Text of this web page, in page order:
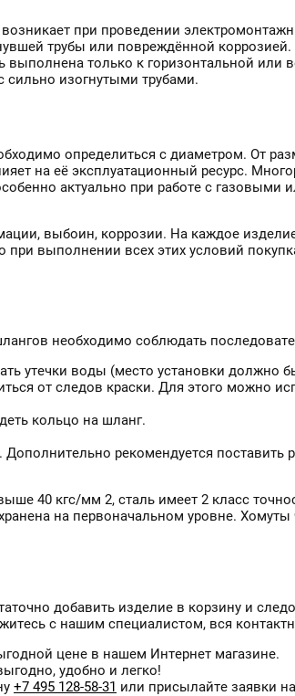
при проведении
трубы или повреждённой
только к горизонтальной или
сильно изогнутыми трубами.
определиться с диаметром. От
на её эксплуатационный ресурс.
актуально при работе с газовыми
выбоин, коррозии. На каждое
выполнении всех этих условий
необходимо соблюдать
утечки воды (место установки должно
от следов краски. Для этого можно
кольцо на шланг.
Дополнительно рекомендуется поставить
40 кгс/мм 2, сталь имеет 2 класс
на первоначальном уровне.
добавить изделие в корзину и
с нашим специалистом, вся
цене в нашем Интернет магазине.
удобно и легко!
+7 495 128-58-31 или присылайте заявки